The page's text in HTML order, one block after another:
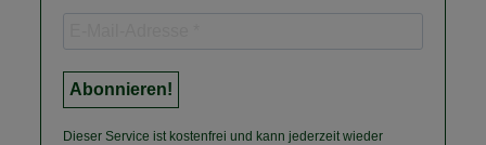
Dieser Service ist kostenfrei und kann jederzeit wieder